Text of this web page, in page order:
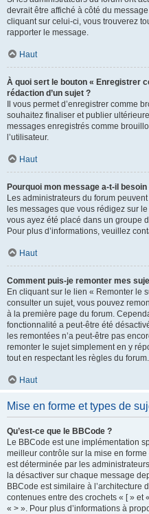
devrait être affiché à côté du
cliquant sur celui-ci, vous trouverez
rapporter le message.
Haut
À quoi sert le bouton « Enregistrer
rédaction d’un sujet ?
Il vous permet d’enregistrer comme
souhaitez finaliser et publier
messages enregistrés comme
l’utilisateur.
Haut
Pourquoi mon message a-t-il besoin
Les administrateurs du forum
les messages que vous rédigez sur
vous ayez été placé dans un groupe
Pour plus d’informations, veuillez
Haut
Comment puis-je remonter mes
En cliquant sur le lien « Remonter le
consulter un sujet, vous pouvez
à la première page du forum.
fonctionnalité a peut-être été
les remontées n’a peut-être pas
remonter le sujet simplement en y
tout en respectant les règles du forum.
Haut
Mise en forme et types de
Qu’est-ce que le BBCode ?
Le BBCode est une implémentation
meilleur contrôle sur la mise en forme
est déterminée par les
la désactiver sur chaque message
BBCode est similaire à l’architecture
contenues entre des crochets « [ » et
« > ». Pour plus d’informations à